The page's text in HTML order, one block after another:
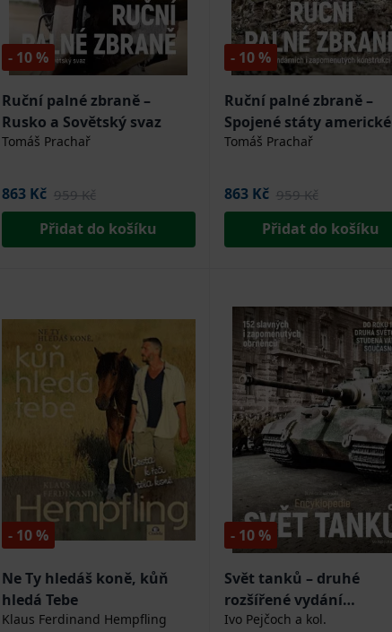
- 10 %
Ruční palné zbraně –
Rusko a Sovětský svaz
Tomáš Prachař
863 Kč 959 Kč
Přidat do košíku
- 10 %
Ruční palné zbraně –
Spojené státy americké
Tomáš Prachař
863 Kč 959 Kč
Přidat do košíku
- 10 %
Ne Ty hledáš koně, kůň
hledá Tebe
Klaus Ferdinand Hempfling
- 10 %
Svět tanků – druhé
rozšířené vydání
(Encyklopedie)
Ivo Pejčoch a kol.